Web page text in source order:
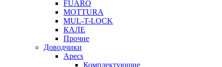
FUARO
MOTTURA
MUL-T-LOCK
КАЛЕ
Прочие
Доводчики
Apecs
Комплектующие